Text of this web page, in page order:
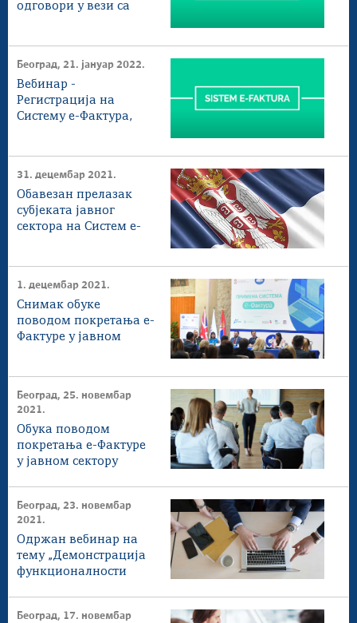
одговори у вези са
Београд, 21. јануар 2022.
Вебинар -
Регистрација на
Систему е-Фактура,
31. децембар 2021.
Обавезан прелазак
субјеката јавног
сектора на Систем е-
1. децембар 2021.
Снимак обуке
поводом покретања е-
Фактуре у јавном
Београд, 25. новембар
2021.
Обука поводом
покретања е-Фактуре
у јавном сектору
Београд, 23. новембар
2021.
Одржан вебинар на
тему „Демонстрација
функционалности
фактура“
Београд, 17. новембар